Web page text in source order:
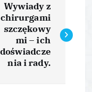
Wywiady z
chirurgami
szczękowy
mi – ich
doświadcze
nia i rady.